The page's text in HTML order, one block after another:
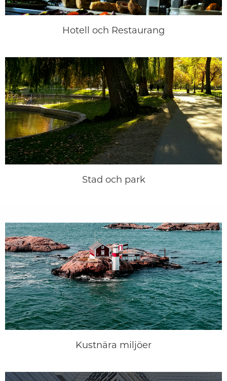
Hotell och Restaurang
Stad och park
Kustnära miljöer